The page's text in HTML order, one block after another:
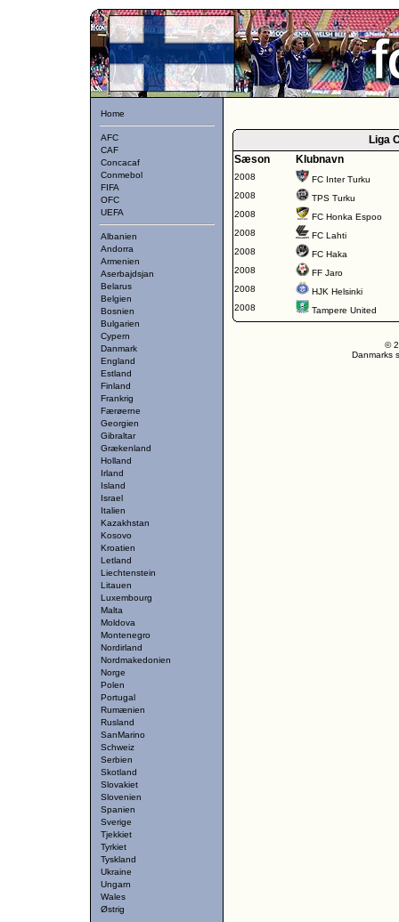
Home
AFC
CAF
Concacaf
Conmebol
FIFA
OFC
UEFA
Albanien
Andorra
Armenien
Aserbajdsjan
Belarus
Belgien
Bosnien
Bulgarien
Cypern
Danmark
England
Estland
Finland
Frankrig
Færøerne
Georgien
Gibraltar
Grækenland
Holland
Irland
Island
Israel
Italien
Kazakhstan
Kosovo
Kroatien
Letland
Liechtenstein
Litauen
Luxembourg
Malta
Moldova
Montenegro
Nordirland
Nordmakedonien
Norge
Polen
Portugal
Rumænien
Rusland
SanMarino
Schweiz
Serbien
Skotland
Slovakiet
Slovenien
Spanien
Sverige
Tjekkiet
Tyrkiet
Tyskland
Ukraine
Ungarn
Wales
Østrig
Liga
Sæson
Klubnavn
2008
FC Inter Turku
2008
TPS Turku
2008
FC Honka Espoo
2008
FC Lahti
2008
FC Haka
2008
FF Jaro
2008
HJK Helsinki
2008
Tampere United
©
Danmarks